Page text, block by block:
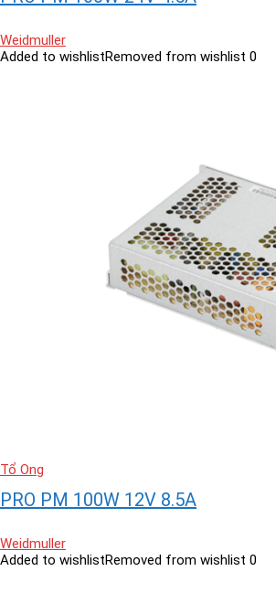
Weidmuller
Added to wishlistRemoved from wishlist 0
Tổ Ong
PRO PM 100W 12V 8.5A
Weidmuller
Added to wishlistRemoved from wishlist 0